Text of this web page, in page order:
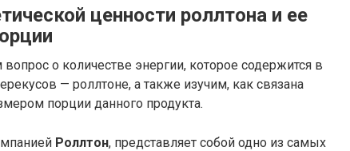
ценности роллтона и ее
о количестве энергии, которое содержится в
— роллтоне, а также изучим, как связана
порции данного продукта.
Роллтон, представляет собой одно из самых